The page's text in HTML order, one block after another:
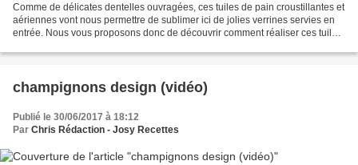
Comme de délicates dentelles ouvragées, ces tuiles de pain croustillantes et
aériennes vont nous permettre de sublimer ici de jolies verrines servies en
entrée. Nous vous proposons donc de découvrir comment réaliser ces tuiles
champignons design (vidéo)
Publié le 30/06/2017 à 18:12
Par Chris Rédaction - Josy Recettes